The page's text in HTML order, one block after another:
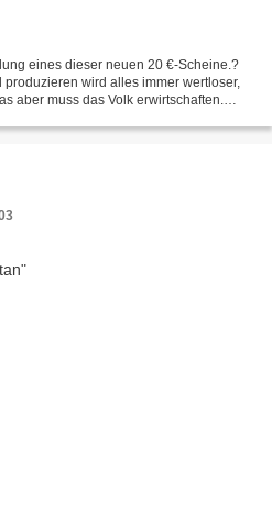
eines dieser neuen 20 €-Scheine.?
wird alles immer wertloser,
aber muss das Volk erwirtschaften.